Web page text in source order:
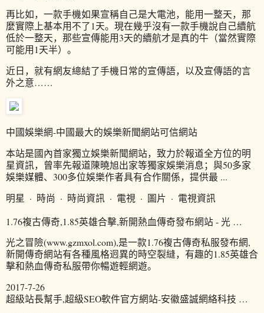
再比如，一款手機如果宣稱自己是大電池，能用一整天，那
麼實際上基本用不了1天。現在幾乎沒有一款手機說自己續航
低於一整天，那些宣傳能用3天的續航才是真的牛（當然實際
可能用1天半）。
近日，就有網友總結了手機日常的宣傳語，以及宣傳語的言
外之意……
中國娛樂網-中國最大的娛樂新聞網站可信網站
本站是國內首家獨立娛樂新聞網站，致力於報道全方位的明
星資訊，曾率先報道陳曉旭出家等獨家娛樂消息；與50多家
娛樂媒體、300多位娛樂作者具有合作關係，提供最 ...
明星 · 時尚 · 時尚資訊 · 電視 · 圖片 · 電視資訊
1.76複古傳奇,1.85英雄合擊,新開熱血傳奇發布網站 - 光 …
光之冒險(www.gzmxol.com),是一款1.76複古傳奇私服發布網,
新開傳奇網站有各種風格迥異的時空裂縫，有趣的1.85英雄合
擊和熱血傳奇私服帶你暢遊輕網遊。
2017-7-26
超級站長幫手,超級SEO軟件官方網站-安徽盛誠網絡科技 …